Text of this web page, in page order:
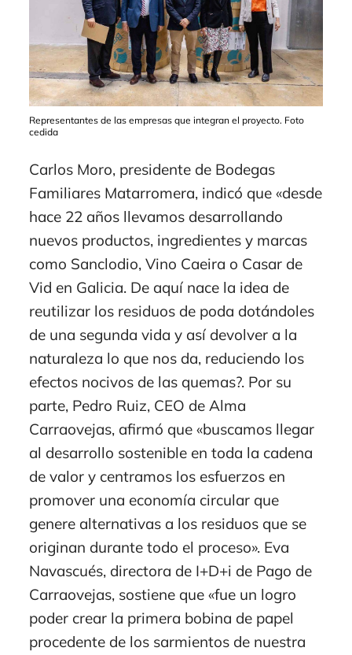
Representantes de las empresas que integran el proyecto. Foto
cedida
Carlos Moro, presidente de Bodegas
Familiares Matarromera, indicó que «desde
hace 22 años llevamos desarrollando
nuevos productos, ingredientes y marcas
como Sanclodio, Vino Caeira o Casar de
Vid en Galicia. De aquí nace la idea de
reutilizar los residuos de poda dotándoles
de una segunda vida y así devolver a la
naturaleza lo que nos da, reduciendo los
efectos nocivos de las quemas?. Por su
parte, Pedro Ruiz, CEO de Alma
Carraovejas, afirmó que «buscamos llegar
al desarrollo sostenible en toda la cadena
de valor y centramos los esfuerzos en
promover una economía circular que
genere alternativas a los residuos que se
originan durante todo el proceso». Eva
Navascués, directora de I+D+i de Pago de
Carraovejas, sostiene que «fue un logro
poder crear la primera bobina de papel
procedente de los sarmientos de nuestra